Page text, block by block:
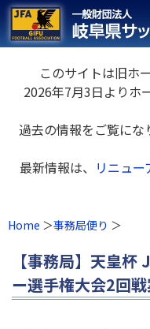
このサイトは旧ホ
2026年7月3日よりホ
過去の情報をご覧にな
最新情報は、 リニュ
Home 事務局便り
【事務局】天皇
ー選手権大会2回